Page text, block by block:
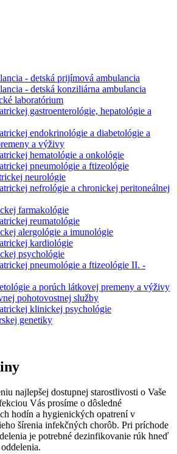
- detská prijímová ambulancia
- detská konziliárna ambulancia
laboratórium
gastroenterológie, hepatológie a
endokrinológie a diabetológie a
a výživy
hematológie a onkológie
pneumológie a ftizeológie
neurológie
nefrológie a chronickej peritoneálnej
farmakológie
reumatológie
alergológie a imunológie
kardiológie
psychológie
pneumológie a ftizeológie II. -
a porúch látkovej premeny a výživy
pohotovostnej služby
klinickej psychológie
genetiky
najlepšej dostupnej starostlivosti o Vaše
Vás prosíme o dôsledné
hodín a hygienických opatrení v
šírenia infekčných chorôb. Pri príchode
je potrebné dezinfikovanie rúk hneď